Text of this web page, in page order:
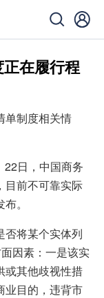
在履行程
单制度相关情
22日，中国商务
目前不可靠实际
。
否将某个实体列
因素：一是该实
或其他歧视性措
业目的，违背市